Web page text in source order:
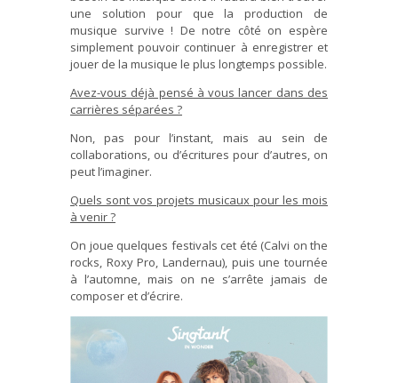
une solution pour que la production de
musique survive ! De notre côté on espère
simplement pouvoir continuer à enregistrer et
jouer de la musique le plus longtemps possible.
Avez-vous déjà pensé à vous lancer dans des
carrières séparées ?
Non, pas pour l’instant, mais au sein de
collaborations, ou d’écritures pour d’autres, on
peut l’imaginer.
Quels sont vos projets musicaux pour les mois
à venir ?
On joue quelques festivals cet été (Calvi on the
rocks, Roxy Pro, Landernau), puis une tournée
à l’automne, mais on ne s’arrête jamais de
composer et d’écrire.